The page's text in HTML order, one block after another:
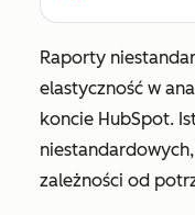
Raporty
elastyczność w
koncie HubSpot.
zależności od